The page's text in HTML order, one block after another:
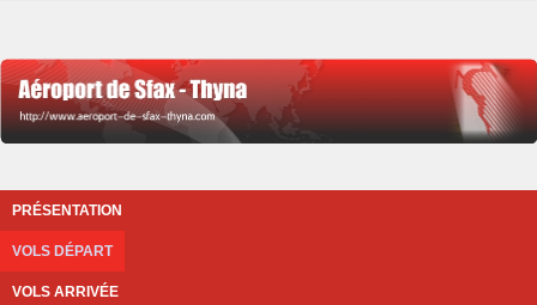
PRÉSENTATION
VOLS DÉPART
VOLS ARRIVÉE